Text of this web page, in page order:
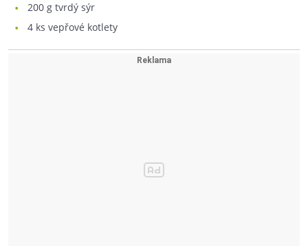
200 g tvrdý sýr
4 ks vepřové kotlety